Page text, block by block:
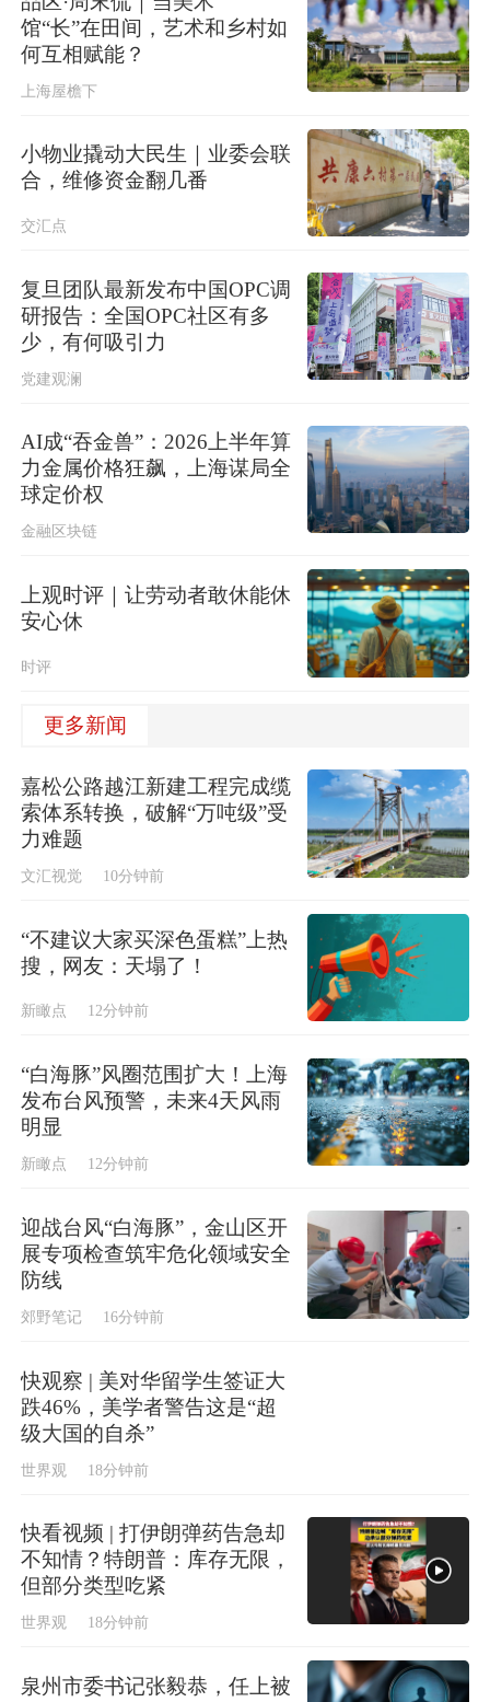
馆“长”在田间，艺术和乡村如
何互相赋能？
上海屋檐下
小物业撬动大民生｜业委会联
合，维修资金翻几番
交汇点
复旦团队最新发布中国OPC调
研报告：全国OPC社区有多
少，有何吸引力
党建观澜
AI成“吞金兽”：2026上半年算
力金属价格狂飙，上海谋局全
球定价权
金融区块链
上观时评｜让劳动者敢休能休
安心休
时评
更多新闻
嘉松公路越江新建工程完成缆
索体系转换，破解“万吨级”受
力难题
文汇视觉 10分钟前
“不建议大家买深色蛋糕”上热
搜，网友：天塌了！
新瞰点 12分钟前
“白海豚”风圈范围扩大！上海
发布台风预警，未来4天风雨
明显
新瞰点 12分钟前
迎战台风“白海豚”，金山区开
展专项检查筑牢危化领域安全
防线
郊野笔记 16分钟前
快观察 | 美对华留学生签证大
跌46%，美学者警告这是“超
级大国的自杀”
世界观 18分钟前
快看视频 | 打伊朗弹药告急却
不知情？特朗普：库存无限，
但部分类型吃紧
世界观 18分钟前
泉州市委书记张毅恭，任上被